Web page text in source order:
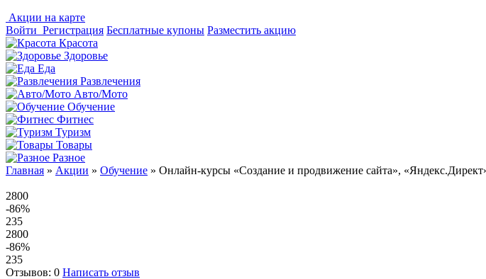
Акции на карте
Войти Регистрация Бесплатные купоны Разместить акцию
Красота
Здоровье
Еда
Развлечения
Авто/Мото
Обучение
Фитнес
Туризм
Товары
Разное
Главная » Акции » Обучение » Онлайн-курсы «Создание и продвижение сайта»,
2800
-86%
235
2800
-86%
235
Отзывов: 0 Написать отзыв